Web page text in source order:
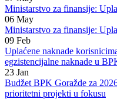
Ministarstvo za finansije:
06 May
Ministarstvo za finansije:
09 Feb
Uplaćene naknade
egzistencijalne naknade u
23 Jan
Budžet BPK Goražde za
prioritetni projekti u fokusu